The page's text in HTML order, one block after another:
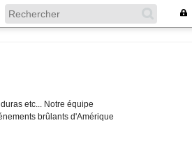
etc... Notre équipe
brûlants d'Amérique